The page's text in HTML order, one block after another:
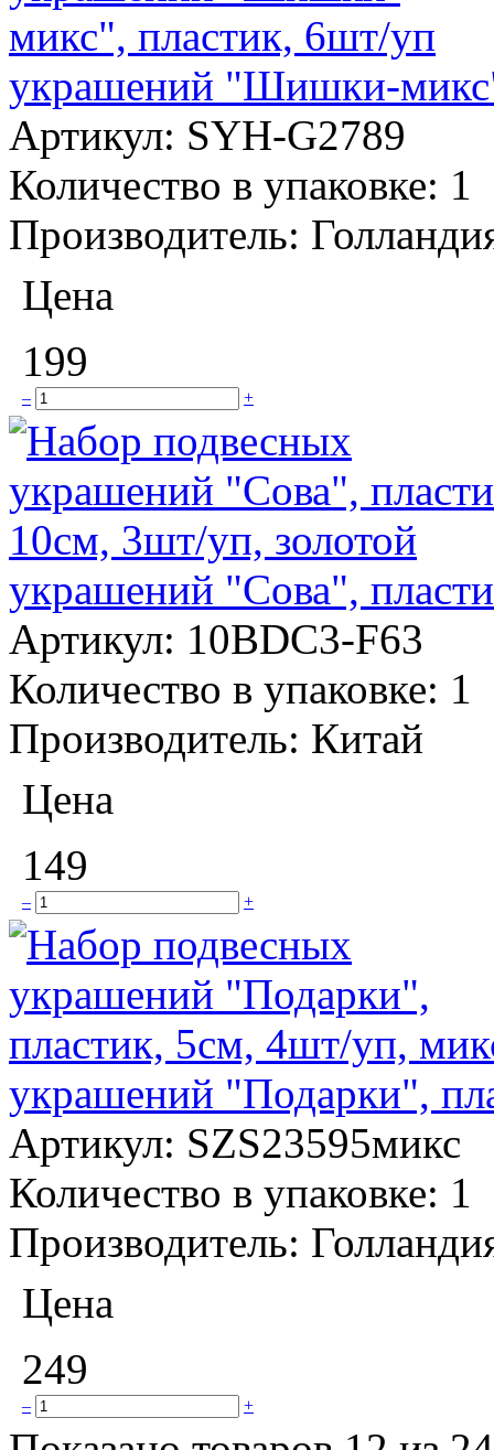
украшений "Шишки-
Артикул: SYH-G2789
Количество в упаковке: 1
Производитель:
Цена
199
– +
украшений "Сова",
Артикул: 10BDC3-F63
Количество в упаковке: 1
Производитель: Китай
Цена
149
– +
украшений "Подарки",
Артикул: SZS23595микс
Количество в упаковке: 1
Производитель:
Цена
249
– +